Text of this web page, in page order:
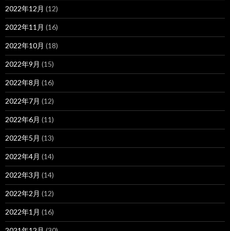
2022年12月 (12)
2022年11月 (16)
2022年10月 (18)
2022年9月 (15)
2022年8月 (16)
2022年7月 (12)
2022年6月 (11)
2022年5月 (13)
2022年4月 (14)
2022年3月 (14)
2022年2月 (12)
2022年1月 (16)